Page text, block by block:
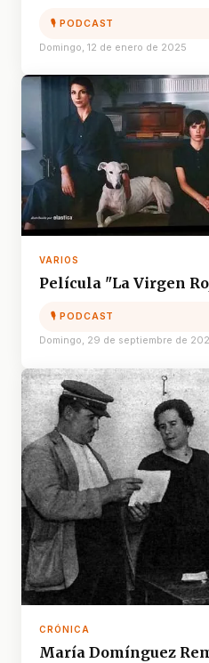
🎙 PODCAST
Domingo, 12 de enero de 2025
VARIOS
Película "La Virgen
🎙 PODCAST
Domingo, 29 de septiembre de
CRÓNICA
María Domínguez